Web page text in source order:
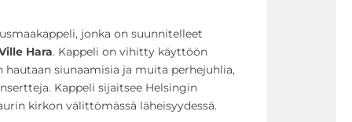
jonka on suunnitelleet
Hara. Kappeli on vihitty käyttöön
hautaan siunaamisia ja muita perhejuhlia,
Kappeli sijaitsee Helsingin
kirkon välittömässä läheisyydessä.